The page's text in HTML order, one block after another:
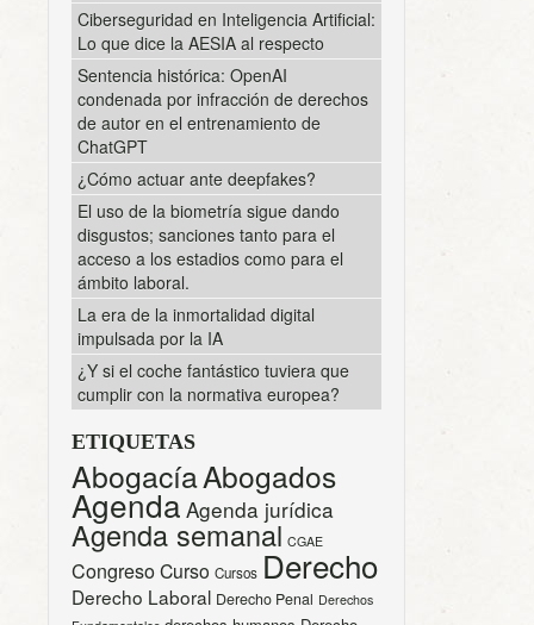
Ciberseguridad en Inteligencia Artificial:
Lo que dice la AESIA al respecto
Sentencia histórica: OpenAI
condenada por infracción de derechos
de autor en el entrenamiento de
ChatGPT
¿Cómo actuar ante deepfakes?
El uso de la biometría sigue dando
disgustos; sanciones tanto para el
acceso a los estadios como para el
ámbito laboral.
La era de la inmortalidad digital
impulsada por la IA
¿Y si el coche fantástico tuviera que
cumplir con la normativa europea?
ETIQUETAS
AbogacíaAbogados
Agenda Agenda jurídica
Agenda semanal CGAE
CongresoCurso Cursos Derecho
Derecho Laboral Derecho Penal Derechos